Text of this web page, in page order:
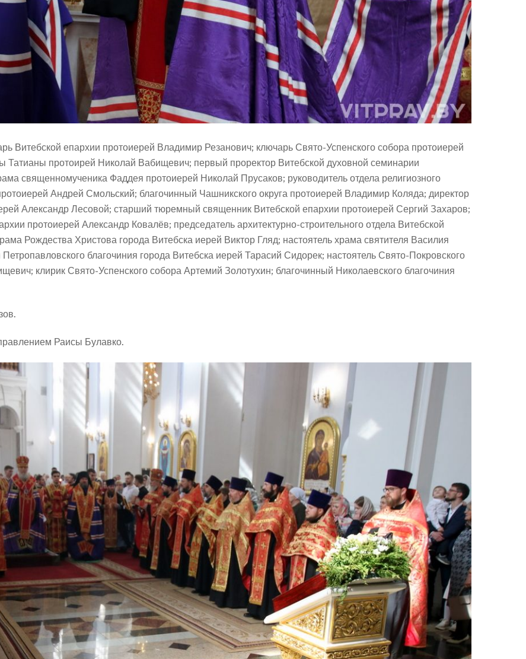
Витебской епархии протоиерей Владимир Резанович; ключарь Свято-Успенского собора протоиерей
Татианы протоирей Николай Вабищевич; первый проректор Витебской духовной семинарии
священномученика Фаддея протоиерей Николай Прусаков; руководитель отдела религиозного
Андрей Смольский; благочинный Чашникского округа протоиерей Владимир Коляда; директор
Александр Лесовой; старший тюремный священник Витебской епархии протоиерей Сергий Захаров;
протоиерей Александр Ковалёв; председатель архитектурно-строительного отдела Витебской
Рождества Христова города Витебска иерей Виктор Гляд; настоятель храма святителя Василия
благочиния города Витебска иерей Тарасий Сидорек; настоятель Свято-Покровского
клирик Свято-Успенского собора Артемий Золотухин; благочинный Николаевского благочиния
Раисы Булавко.